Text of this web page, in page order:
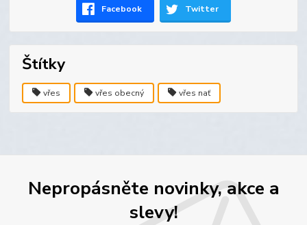
Facebook Twitter
Štítky
vřes vřes obecný vřes nať
Nepropásněte novinky, akce a
slevy!